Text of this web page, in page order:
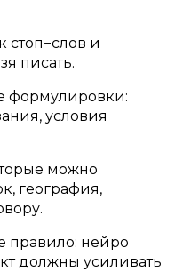
стоп−слов и
писать.
формулировки:
условия
можно
география,
правило: нейро
должны усиливать